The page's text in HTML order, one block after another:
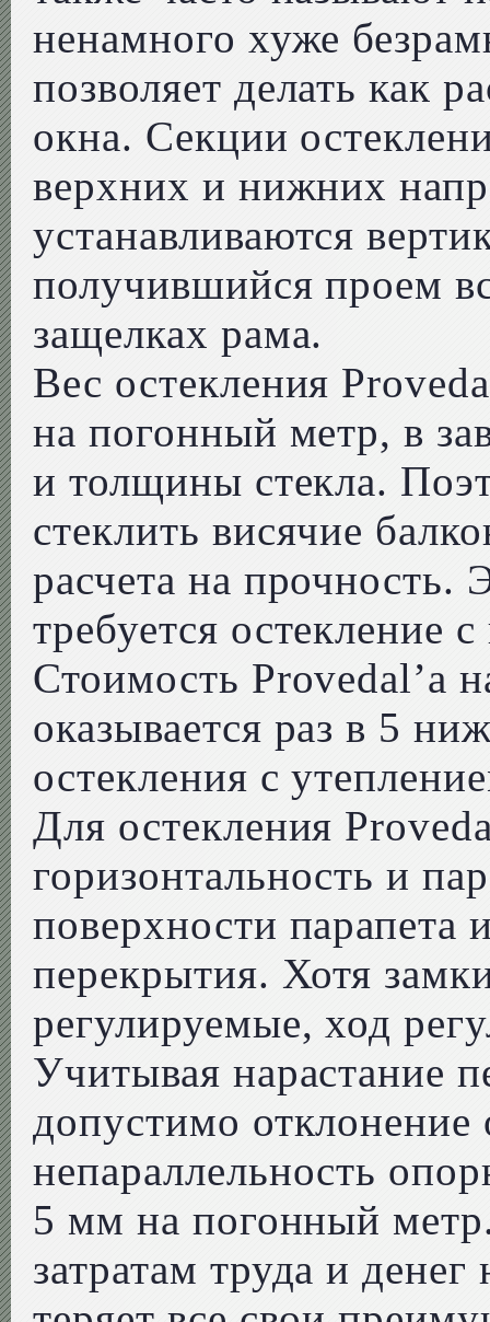
ненамного хуже
позволяет делать как
окна. Секции
верхних и нижних
устанавливаются
получившийся проем
защелках рама.
Вес остекления
на погонный метр, в
и толщины стекла.
стеклить висячие
расчета на прочность.
требуется остекление
Стоимость Provedal’а
оказывается раз в 5
остекления с
Для остекления
горизонтальность и
поверхности парапета
перекрытия. Хотя
регулируемые, ход
Учитывая нарастание
допустимо отклонение
непараллельность
5 мм на погонный
затратам труда и